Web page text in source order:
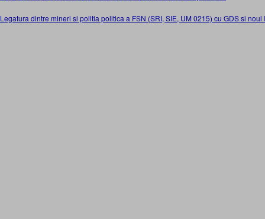
Legatura dintre mineri si politia politica a FSN (SRI, SIE, UM 0215) cu GDS si noul